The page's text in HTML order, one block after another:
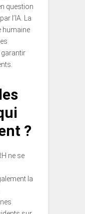
question
l’IA. La
humaine
?
ne se
la